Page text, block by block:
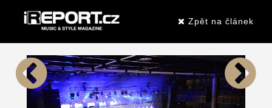
Zpět na článek